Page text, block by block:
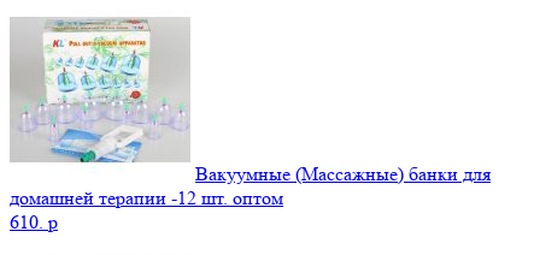
Вакуумные (Массажные) банки для
домашней терапии -12 шт. оптом
610. p